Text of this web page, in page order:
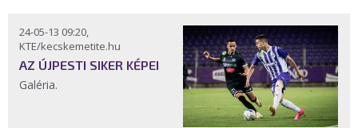
24-05-13 09:20,
KTE/kecskemetite.hu
AZ ÚJPESTI SIKER KÉPEI
Galéria.